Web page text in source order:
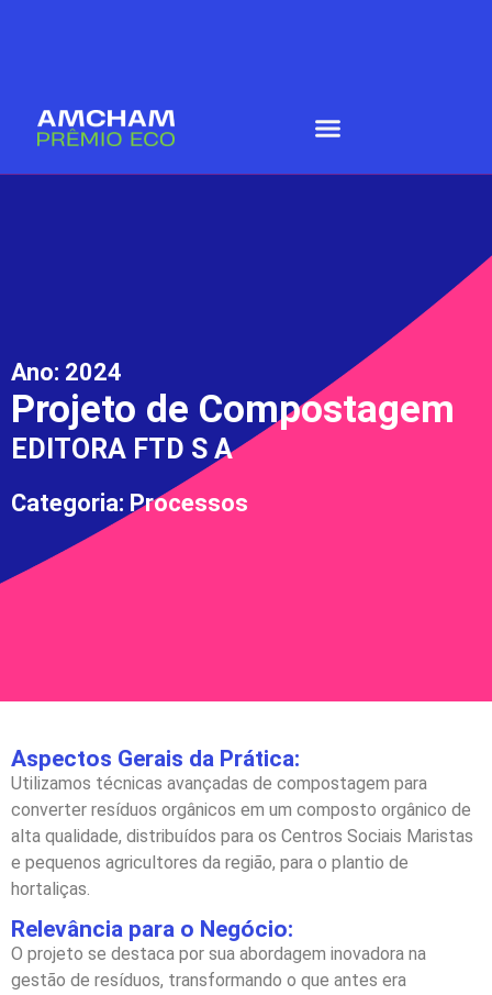
Ano: 2024
Projeto de Compostagem
EDITORA FTD S A
Categoria: Processos
Aspectos Gerais da Prática:
Utilizamos técnicas avançadas de compostagem para
converter resíduos orgânicos em um composto orgânico de
alta qualidade, distribuídos para os Centros Sociais Maristas
e pequenos agricultores da região, para o plantio de
hortaliças.
Relevância para o Negócio:
O projeto se destaca por sua abordagem inovadora na
gestão de resíduos, transformando o que antes era